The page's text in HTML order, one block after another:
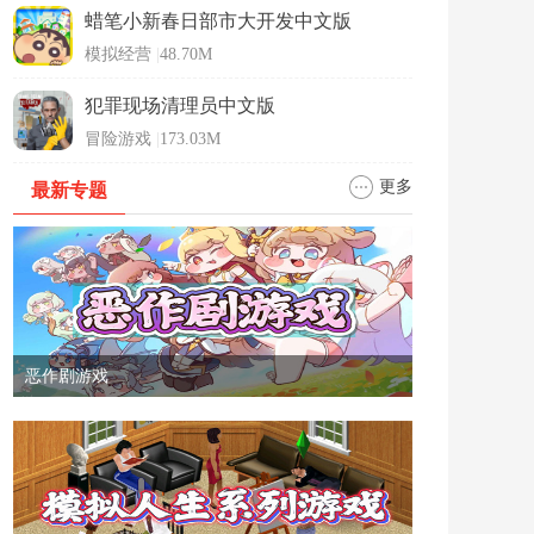
蜡笔小新春日部市大开发中文版
模拟经营 48.70M
犯罪现场清理员中文版
冒险游戏 173.03M
最新专题 更多
恶作剧游戏